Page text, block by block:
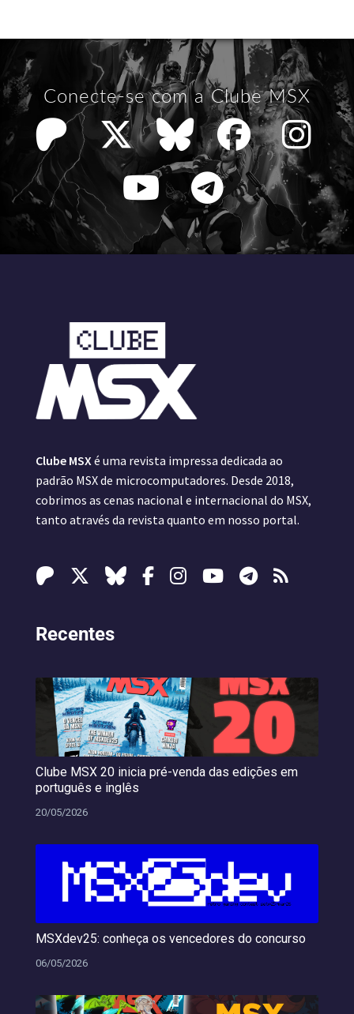
Conecte-se com a Clube MSX
Clube MSX é uma revista impressa dedicada ao
padrão MSX de microcomputadores. Desde 2018,
cobrimos as cenas nacional e internacional do MSX,
tanto através da revista quanto em nosso portal.
Recentes
Clube MSX 20 inicia pré-venda das edições em
português e inglês
20/05/2026
MSXdev25: conheça os vencedores do concurso
06/05/2026